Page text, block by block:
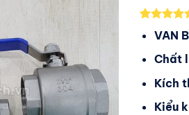
5.00 trên
dựa trên
đánh giá
VAN
Chất
Kích
Kiểu